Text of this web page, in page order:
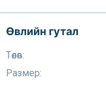
Өвлийн гутал
Төлөв:
Размер: